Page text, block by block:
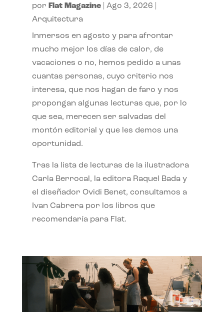
por Flat Magazine| Ago 3, 2026
Arquitectura
Inmersos en agosto y para afrontar
mucho mejor los días de calor, de
vacaciones o no, hemos pedido a unas
cuantas personas, cuyo criterio nos
interesa, que nos hagan de faro y nos
propongan algunas lecturas que, por lo
que sea, merecen ser salvadas del
montón editorial y que les demos una
oportunidad.
Tras la lista de lecturas de la ilustradora
Carla Berrocal, la editora Raquel Bada y
el diseñador Ovidi Benet, consultamos a
Ivan Cabrera por los libros que
recomendaría para Flat.